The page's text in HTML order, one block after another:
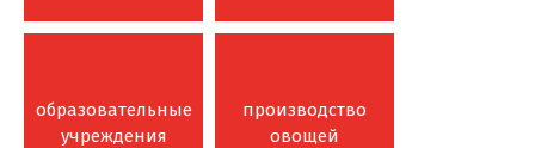
образовательные
учреждения
производство
овощей